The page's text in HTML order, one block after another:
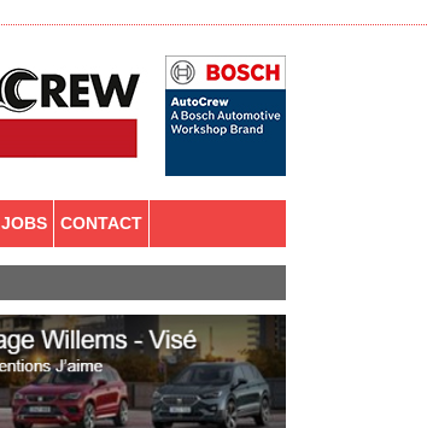
JOBS CONTACT